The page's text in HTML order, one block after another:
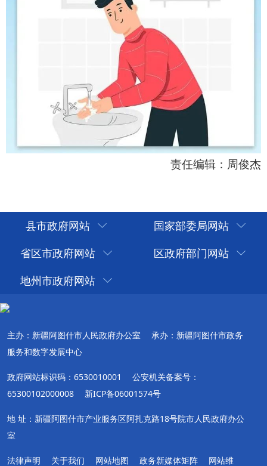
县市政府网站
国家部委局网站
省区市政府网站
区政府部门网站
地州市政府网站
主办：新疆阿图什市人民政府办公室
承办：新疆阿图什市政务
服务和数字发展中心
政府网站标识码：6530010001
公安机关备案号：
65300102000008
新ICP备06001574号
地 址：新疆阿图什市产业服务区阿扎克路18号院市人民政府办公
室
法律声明 关于我们 网站地图 政务新媒体矩阵 网站维